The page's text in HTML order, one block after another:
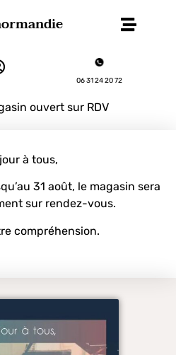
06 31 24 20 72
ouvert sur RDV
à tous,
31 août, le magasin sera
sur rendez-vous.
compréhension.